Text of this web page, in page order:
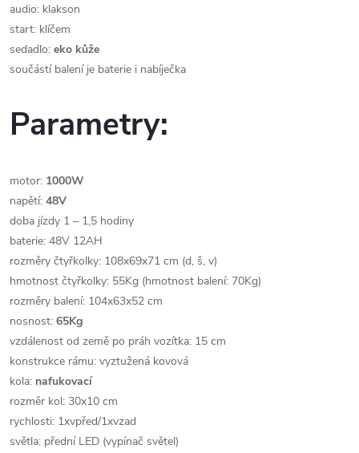
audio: klakson
start: klíčem
sedadlo: eko kůže
součástí balení je baterie i nabíječka
Parametry:
motor: 1000W
napětí: 48V
doba jízdy 1 – 1,5 hodiny
baterie: 48V 12AH
rozměry čtyřkolky: 108x69x71 cm (d, š, v)
hmotnost čtyřkolky: 55Kg (hmotnost balení: 70Kg)
rozměry balení: 104x63x52 cm
nosnost: 65Kg
vzdálenost od země po práh vozítka: 15 cm
konstrukce rámu: vyztužená kovová
kola: nafukovací
rozměr kol: 30x10 cm
rychlosti: 1xvpřed/1xvzad
světla: přední LED (vypínač světel)